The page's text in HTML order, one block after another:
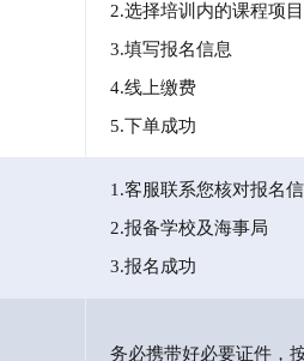
2.选择培训内的课程项目
3.填写报名信息
4.线上缴费
5.下单成功
1.客服联系您核对报名
2.报备学校及海事局
3.报名成功
务必携带好必要证件，